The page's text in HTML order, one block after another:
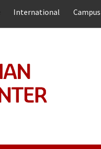
International Campus